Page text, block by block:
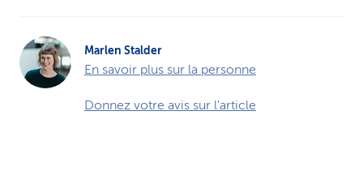
Marlen Stalder
En savoir plus sur la personne
Donnez votre avis sur l'article